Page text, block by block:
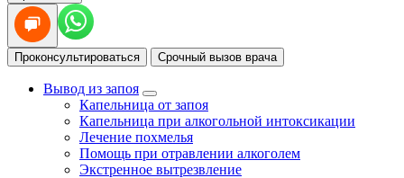
Проконсультироваться Срочный вызов врача
Вывод из запоя
Капельница от запоя
Капельница при алкогольной интоксикации
Лечение похмелья
Помощь при отравлении алкоголем
Экстренное вытрезвление